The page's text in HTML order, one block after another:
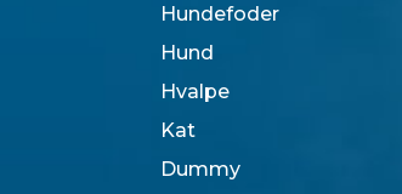
Hundefoder
Hund
Hvalpe
Kat
Dummy